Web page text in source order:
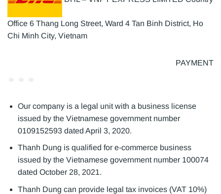
Office 6 Thang Long Street, Ward 4 Tan Binh District, Ho
Chi Minh City, Vietnam
PAYMENT
Our company is a legal unit with a business license
issued by the Vietnamese government number
0109152593 dated April 3, 2020.
Thanh Dung is qualified for e-commerce business
issued by the Vietnamese government number 100074
dated October 28, 2021.
Thanh Dung can provide legal tax invoices (VAT 10%)